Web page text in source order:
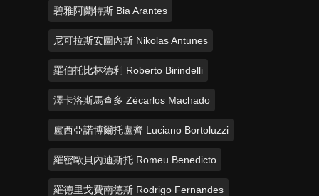
碧雅阿蘭特斯 Bia Arantes
尼可拉斯安圖內斯 Nikolas Antunes
羅伯托比林德利 Roberto Birindelli
澤卡洛斯馬查多 Zécarlos Machado
盧西亞諾博爾托盧齊 Luciano Bortoluzzi
羅密歐貝內迪斯托 Romeu Benedicto
羅德里戈費南德斯 Rodrigo Fernandes